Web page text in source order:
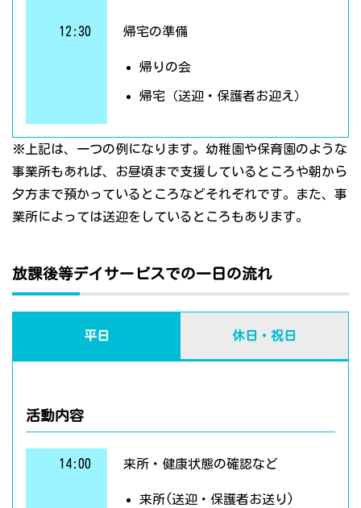
12:30 帰宅の準備
帰りの会
帰宅（送迎・保護者お迎え）
※上記は、一つの例になります。幼稚園や保育園のような
事業所もあれば、お昼頃まで支援しているところや朝から
夕方まで預かっているところなどそれぞれです。また、事
業所によっては送迎をしているところもあります。
放課後等デイサービスでの一日の流れ
平日 休日・祝日
活動内容
14:00 来所・健康状態の確認など
来所(送迎・保護者お送り)